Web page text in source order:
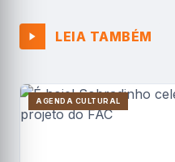
LEIA TAMBÉM
AGENDA CULTURAL